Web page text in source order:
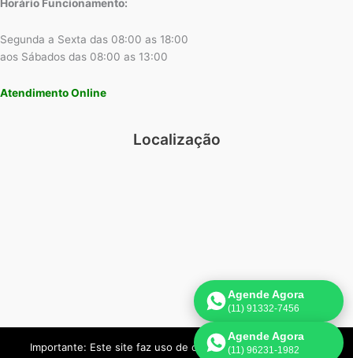
Horário Funcionamento:
Segunda a Sexta das 08:00 as 18:00
aos Sábados das 08:00 as 13:00
Atendimento Online
Localização
Agende Agora
(11) 91332-7456
Agende Agora
(11) 96231-1982
Importante: Este site faz uso de cookies que podem conter